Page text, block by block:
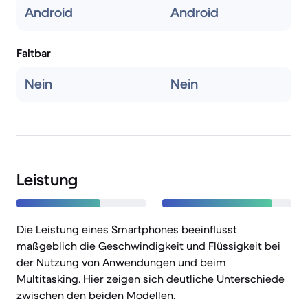
Android Android
Faltbar
Nein Nein
Leistung
Die Leistung eines Smartphones beeinflusst
maßgeblich die Geschwindigkeit und Flüssigkeit bei
der Nutzung von Anwendungen und beim
Multitasking. Hier zeigen sich deutliche Unterschiede
zwischen den beiden Modellen.